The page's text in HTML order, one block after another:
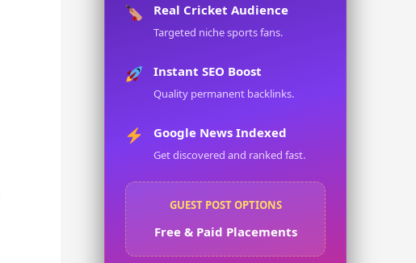
Real Cricket Audience
Targeted niche sports fans.
Instant SEO Boost
Quality permanent backlinks.
Google News Indexed
Get discovered and ranked fast.
GUEST POST OPTIONS
Free & Paid Placements